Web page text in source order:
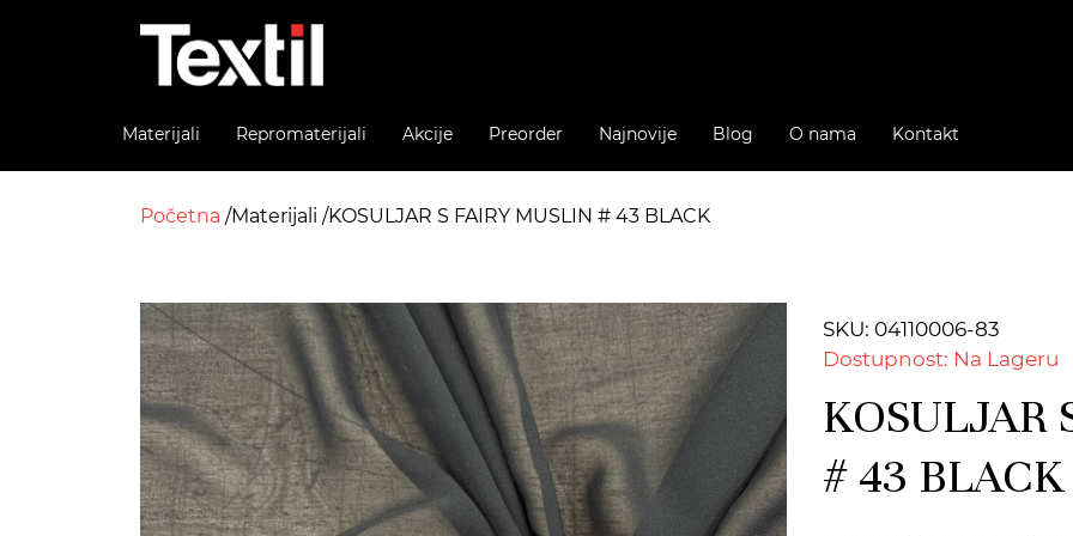
Materijali Repromaterijali Akcije Preorder Najnovije Blog O nama Kontakt
Početna Materijali KOSULJAR S FAIRY MUSLIN # 43 BLACK
SKU: 04110006-83
Dostupnost: Na Lageru
KOSULJAR
# 43 BLACK